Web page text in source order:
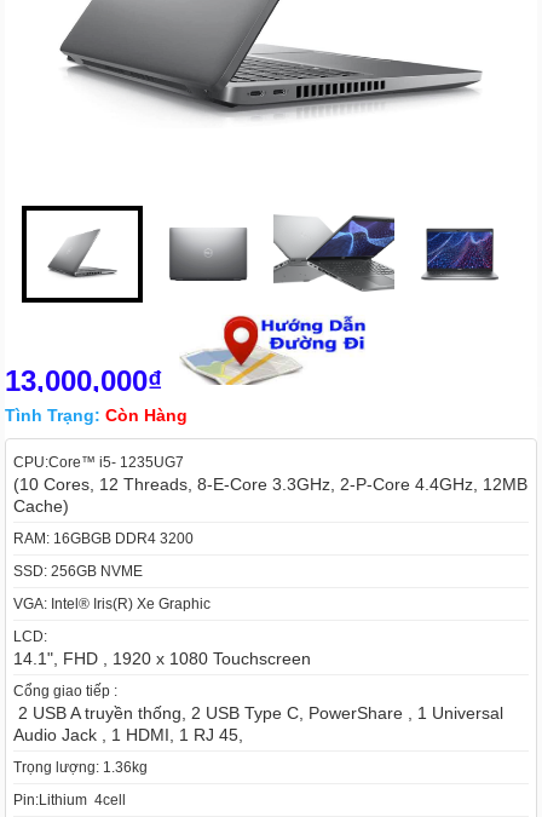
13,000,000₫
Tình Trạng: Còn Hàng
CPU:Core™ i5- 1235UG7
(10 Cores, 12 Threads, 8-E-Core 3.3GHz, 2-P-Core 4.4GHz, 12MB
Cache)
RAM: 16GBGB DDR4 3200
SSD: 256GB NVME
VGA: Intel® Iris(R) Xe Graphic
LCD:
14.1", FHD , 1920 x 1080 Touchscreen
Cổng giao tiếp :
2 USB A truyền thống, 2 USB Type C, PowerShare , 1 Universal
Audio Jack , 1 HDMI, 1 RJ 45,
Trọng lượng: 1.36kg
Pin:Lithium 4cell